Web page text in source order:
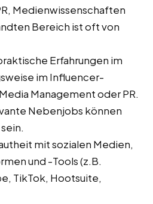
Medienwissenschaften
Bereich ist oft von
Erfahrungen im
im Influencer-
Management oder PR.
Nebenjobs können
mit sozialen Medien,
und -Tools (z.B.
TikTok, Hootsuite,